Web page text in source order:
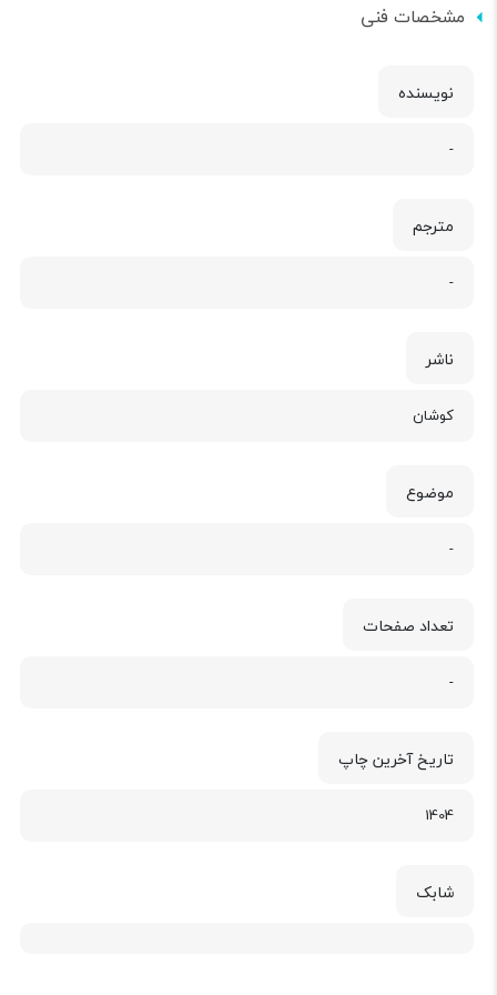
مشخصات فنی
نویسنده
-
مترجم
-
ناشر
کوشان
موضوع
-
تعداد صفحات
-
تاریخ آخرین چاپ
1404
شابک